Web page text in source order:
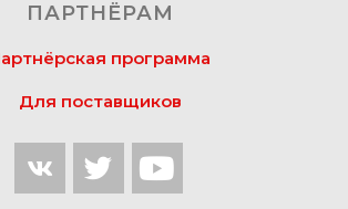
ПАРТНЁРАМ
программа
Для поставщиков